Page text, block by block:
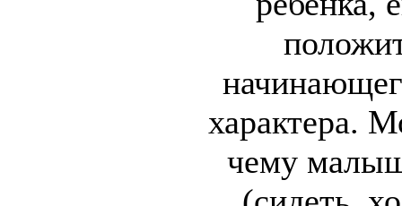
характера.
чему